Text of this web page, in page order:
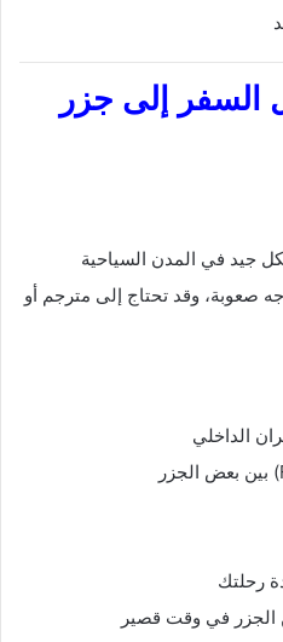
السفر إلى جزر
جيد في المدن السياحية
صعوبة، وقد تحتاج إلى مترجم أو
الداخلي
رحلتك
الجزر في وقت قصير